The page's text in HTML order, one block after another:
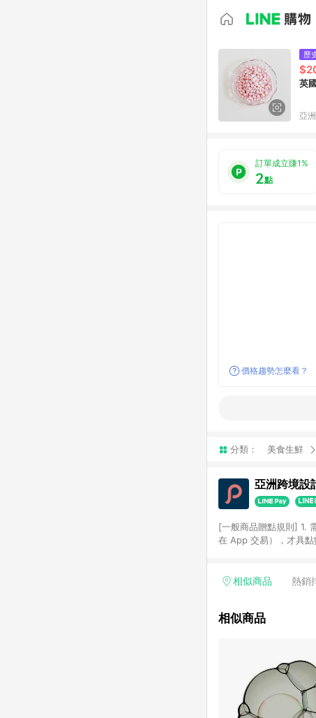
歷
英
亞
訂單成立賺1%
2點
價格趨勢怎麼看？
分類： 美食生鮮
亞洲跨境設
[一般商品贈點規則] 1.
在 App 交易），才具
格，部分退款不在此
使用規則請以點數紅包
相似商品 熱銷
相似商品